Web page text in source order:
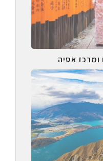
ומרכז אסיה